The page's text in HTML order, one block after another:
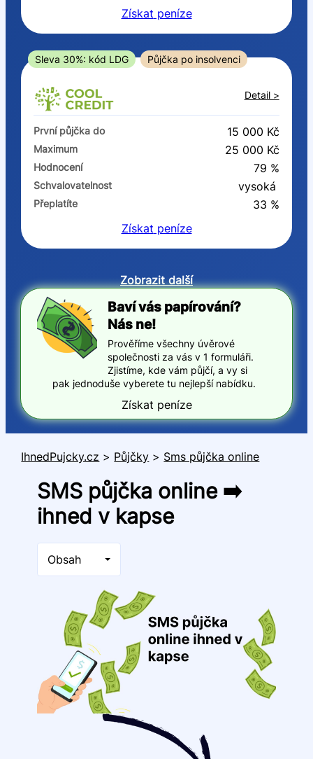
V hotovosti
ano
Získat peníze
Sleva 30%: kód LDG Půjčka po insolvenci
Detail >
První půjčka do 15 000 Kč
Maximum 25 000 Kč
Hodnocení 79 %
Schvalovatelnost vysoká
Přeplatíte
33 %
Získat peníze
Zobrazit další
Baví vás papírování?
Nás ne!
Prověříme všechny úvěrové
společnosti za vás v 1 formuláři.
Zjistíme, kde vám půjčí, a vy si
pak jednoduše vyberete tu nejlepší nabídku.
Získat peníze
IhnedPujcky.cz > Půjčky > Sms půjčka online
SMS půjčka online ➡️
ihned v kapse
Obsah